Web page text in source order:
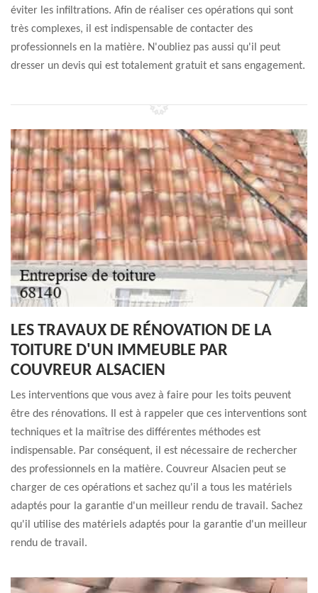
éviter les infiltrations. Afin de réaliser ces opérations qui sont
très complexes, il est indispensable de contacter des
professionnels en la matière. N'oubliez pas aussi qu'il peut
dresser un devis qui est totalement gratuit et sans engagement.
LES TRAVAUX DE RÉNOVATION DE LA
TOITURE D'UN IMMEUBLE PAR
COUVREUR ALSACIEN
Les interventions que vous avez à faire pour les toits peuvent
être des rénovations. Il est à rappeler que ces interventions sont
techniques et la maîtrise des différentes méthodes est
indispensable. Par conséquent, il est nécessaire de rechercher
des professionnels en la matière. Couvreur Alsacien peut se
charger de ces opérations et sachez qu'il a tous les matériels
adaptés pour la garantie d'un meilleur rendu de travail. Sachez
qu'il utilise des matériels adaptés pour la garantie d'un meilleur
rendu de travail.